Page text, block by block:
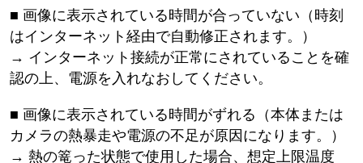
■ 画像に表示されている時間が合っていない（時刻
はインターネット経由で自動修正されます。）
→ インターネット接続が正常にされていることを確
認の上、電源を入れなおしてください。
■ 画像に表示されている時間がずれる（本体または
カメラの熱暴走や電源の不足が原因になります。）
→ 熱の篭った状態で使用した場合、想定上限温度